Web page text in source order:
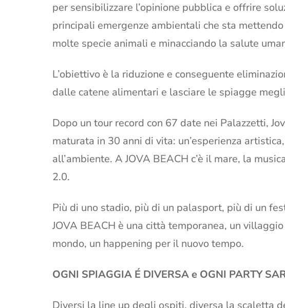
per sensibilizzare l’opinione pubblica e offrire
principali emergenze ambientali che sta
molte specie animali e minacciando la salute
L’obiettivo è la riduzione e conseguente
dalle catene alimentari e lasciare le spiagge
Dopo un tour record con 67 date nei Palazzetti,
maturata in 30 anni di vita: un’esperienza
all’ambiente. A JOVA BEACH c’è il mare, la
2.0.
Più di uno stadio, più di un palasport, più di un
JOVA BEACH è una città temporanea, un
mondo, un happening per il nuovo tempo.
OGNI SPIAGGIA É DIVERSA e OGNI PARTY